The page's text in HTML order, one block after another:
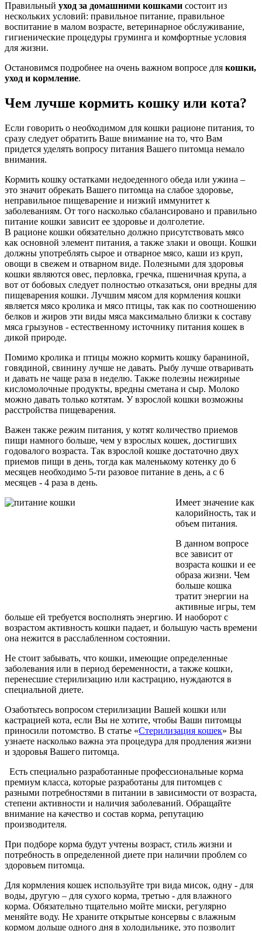
Правильный уход за домашними кошками состоит из
нескольких условий: правильное питание, правильное
воспитание в малом возрасте, ветеринарное обслуживание,
гигиенические процедуры груминга и комфортные условия
для жизни.
Остановимся подробнее на очень важном вопросе для кошки,
уход и кормление.
Чем лучше кормить кошку или кота?
Если говорить о необходимом для кошки рационе питания, то
сразу следует обратить Ваше внимание на то, что Вам
придется уделять вопросу питания Вашего питомца немало
внимания.
Кормить кошку остатками недоеденного обеда или ужина –
это значит обрекать Вашего питомца на слабое здоровье,
неправильное пищеварение и низкий иммунитет к
заболеваниям. От того насколько сбалансировано и правильно
питание кошки зависит ее здоровье и долголетие.
В рационе кошки обязательно должно присутствовать мясо
как основной элемент питания, а также злаки и овощи. Кошки
должны употреблять сырое и отварное мясо, каши из круп,
овощи в свежем и отварном виде. Полезными для здоровья
кошки являются овес, перловка, гречка, пшеничная крупа, а
вот от бобовых следует полностью отказаться, они вредны для
пищеварения кошки. Лучшим мясом для кормления кошки
является мясо кролика и мясо птицы, так как по соотношению
белков и жиров эти виды мяса максимально близки к составу
мяса грызунов - естественному источнику питания кошек в
дикой природе.
Помимо кролика и птицы можно кормить кошку бараниной,
говядиной, свинину лучше не давать. Рыбу лучше отваривать
и давать не чаще раза в неделю. Также полезны нежирные
кисломолочные продукты, вредны сметана и сыр. Молоко
можно давать только котятам. У взрослой кошки возможны
расстройства пищеварения.
Важен также режим питания, у котят количество приемов
пищи намного больше, чем у взрослых кошек, достигших
годовалого возраста. Так взрослой кошке достаточно двух
приемов пищи в день, тогда как маленькому котенку до 6
месяцев необходимо 5-ти разовое питание в день, а с 6
месяцев - 4 раза в день.
Имеет значение как
калорийность, так и
объем питания.
В данном вопросе
все зависит от
возраста кошки и ее
образа жизни. Чем
больше кошка
тратит энергии на
активные игры, тем
больше ей требуется восполнять энергию. И наоборот с
возрастом активность кошки падает, и большую часть времени
она нежится в расслабленном состоянии.
Не стоит забывать, что кошки, имеющие определенные
заболевания или в период беременности, а также кошки,
перенесшие стерилизацию или кастрацию, нуждаются в
специальной диете.
Озаботьтесь вопросом стерилизации Вашей кошки или
кастрацией кота, если Вы не хотите, чтобы Ваши питомцы
приносили потомство. В статье «Стерилизация кошек» Вы
узнаете насколько важна эта процедура для продления жизни
и здоровья Вашего питомца.
Есть специально разработанные профессиональные корма
премиум класса, которые разработаны для питомцев с
разными потребностями в питании в зависимости от возраста,
степени активности и наличия заболеваний. Обращайте
внимание на качество и состав корма, репутацию
производителя.
При подборе корма будут учтены возраст, стиль жизни и
потребность в определенной диете при наличии проблем со
здоровьем питомца.
Для кормления кошек используйте три вида мисок, одну - для
воды, другую – для сухого корма, третью - для влажного
корма. Обязательно тщательно мойте миски, регулярно
меняйте воду. Не храните открытые консервы с влажным
кормом дольше одного дня в холодильнике, это позволит